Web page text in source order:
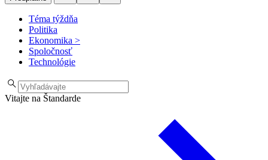
Téma týždňa
Politika
Ekonomika >
Spoločnosť
Technológie
Vitajte na Štandarde